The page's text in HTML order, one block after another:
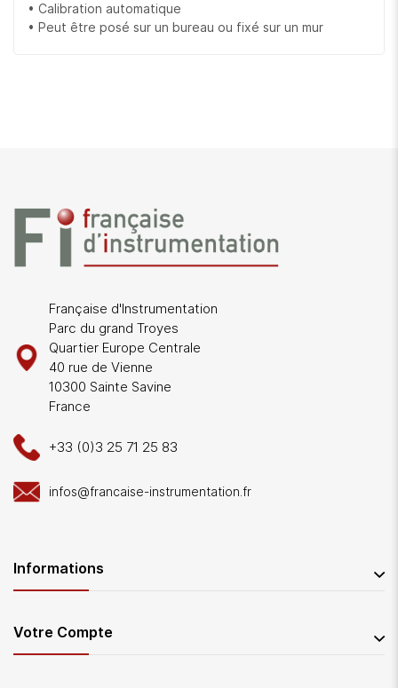
• Calibration automatique
• Peut être posé sur un bureau ou fixé sur un mur
Française d'Instrumentation
Parc du grand Troyes
Quartier Europe Centrale
40 rue de Vienne
10300 Sainte Savine
France
+33 (0)3 25 71 25 83
infos@francaise-instrumentation.fr
Informations
Votre Compte